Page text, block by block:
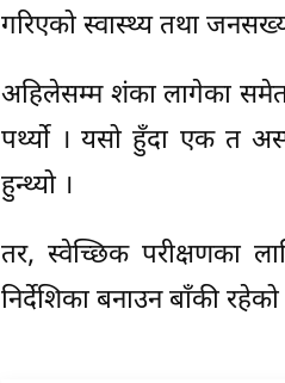
गरिएको स्वास्थ्य तथा
अहिलेसम्म शंका लागेका
पर्थ्यो । यसो हुँदा एक त
हुन्थ्यो ।
तर, स्वेच्छिक परीक्षणका
निर्देशिका बनाउन बाँकी